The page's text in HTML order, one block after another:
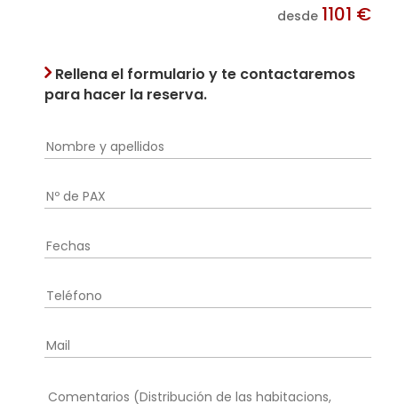
desde 1101 €
Rellena el formulario y te contactaremos
para hacer la reserva.